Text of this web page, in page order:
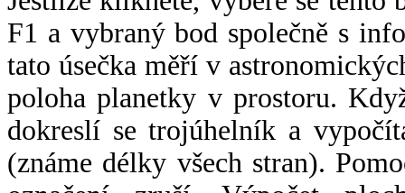
F1 a vybraný bod společně s
tato úsečka měří v
poloha planetky v prostoru.
dokreslí se trojúhelník a
(známe délky všech stran).